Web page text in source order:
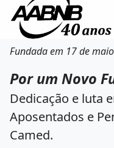
Fundada em 17 de
Por um Novo
Dedicação e luta
Aposentados e
Camed.